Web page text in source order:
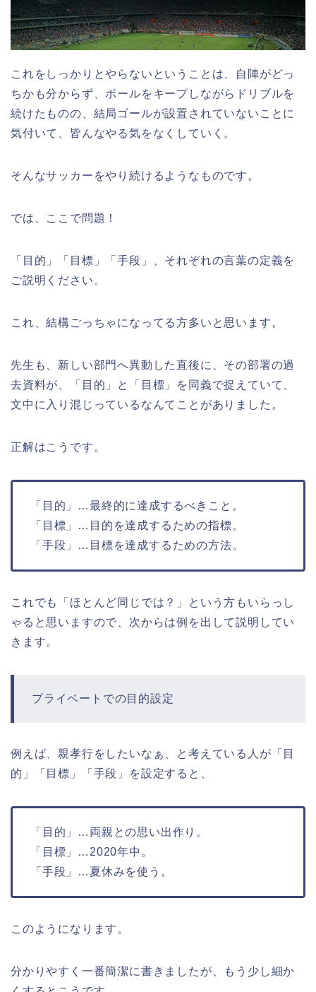
これをしっかりとやらないということは、自陣がどっ
ちかも分からず、ポールをキープしながらドリブルを
続けたものの、結局ゴールが設置されていないことに
気付いて、皆んなやる気をなくしていく。
そんなサッカーをやり続けるようなものです。
では、ここで問題！
「目的」「目標」「手段」、それぞれの言葉の定義を
ご説明ください。
これ、結構ごっちゃになってる方多いと思います。
先生も、新しい部門へ異動した直後に、その部署の過
去資料が、「目的」と「目標」を同義で捉えていて、
文中に入り混じっているなんてことがありました。
正解はこうです。
「目的」…最終的に達成するべきこと。
「目標」…目的を達成するための指標。
「手段」…目標を達成するための方法。
これでも「ほとんど同じでは？」という方もいらっし
ゃると思いますので、次からは例を出して説明してい
きます。
プライベートでの目的設定
例えば、親孝行をしたいなぁ、と考えている人が「目
的」「目標」「手段」を設定すると、
「目的」…両親との思い出作り。
「目標」…2020年中。
「手段」…夏休みを使う。
このようになります。
分かりやすく一番簡潔に書きましたが、もう少し細か